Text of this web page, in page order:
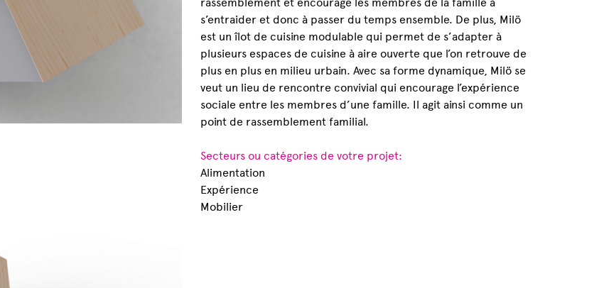
s’entraider et donc à passer du temps ensemble. De plus, Milö
est un îlot de cuisine modulable qui permet de s’adapter à
plusieurs espaces de cuisine à aire ouverte que l’on retrouve de
plus en plus en milieu urbain. Avec sa forme dynamique, Milö se
veut un lieu de rencontre convivial qui encourage l’expérience
sociale entre les membres d’une famille. Il agit ainsi comme un
point de rassemblement familial.
Secteurs ou catégories de votre projet:
Alimentation
Expérience
Mobilier